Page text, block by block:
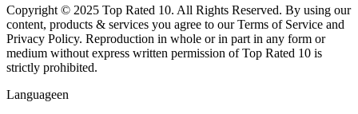
Copyright © 2025 Top Rated 10. All Rights Reserved. By using our
content, products & services you agree to our Terms of Service and
Privacy Policy. Reproduction in whole or in part in any form or
medium without express written permission of Top Rated 10 is
strictly prohibited.
Languageen